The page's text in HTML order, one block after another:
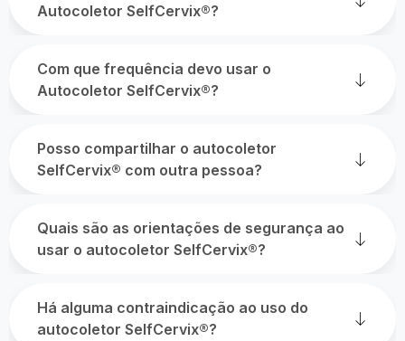
Autocoletor SelfCervix®?
Com que frequência devo usar o
Autocoletor SelfCervix®?
Posso compartilhar o autocoletor
SelfCervix® com outra pessoa?
Quais são as orientações de segurança ao
usar o autocoletor SelfCervix®?
Há alguma contraindicação ao uso do
autocoletor SelfCervix®?